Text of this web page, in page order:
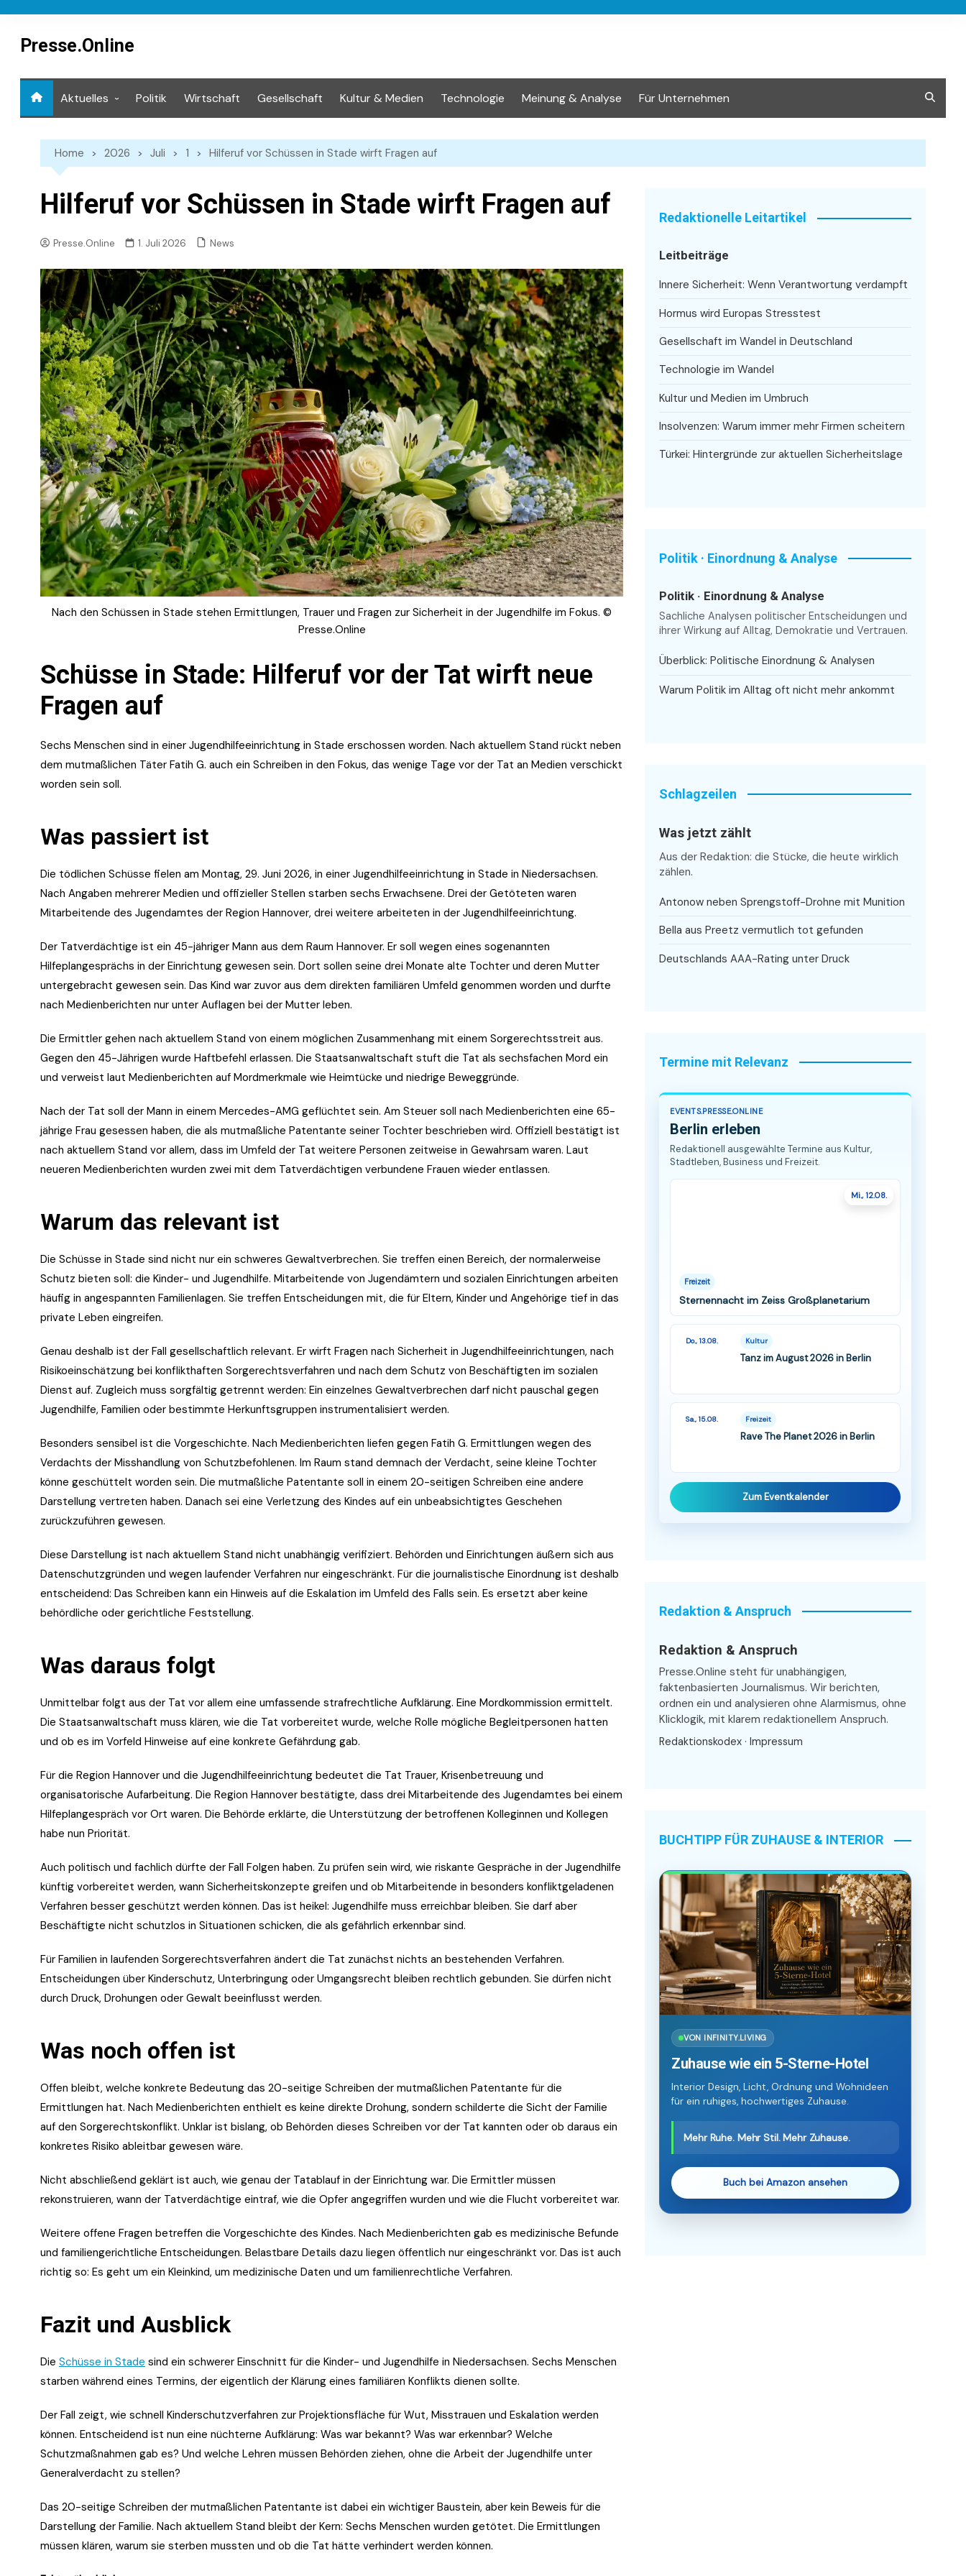
contentPresse.Online
Aktuelles Politik Wirtschaft Gesellschaft Kultur & Medien Technologie Meinung & Analyse Für Unternehmen
Home 2026 Juli 1 Hilferuf vor Schüssen in Stade wirft Fragen auf
Hilferuf vor Schüssen in Stade wirft Fragen auf
Presse.Online 1. Juli 2026 News
Nach den Schüssen in Stade stehen Ermittlungen, Trauer und Fragen zur Sicherheit in der Jugendhilfe im Fokus. ©
Presse.Online
Schüsse in Stade: Hilferuf vor der Tat wirft neue
Fragen auf
Sechs Menschen sind in einer Jugendhilfeeinrichtung in Stade erschossen worden. Nach aktuellem Stand rückt neben
dem mutmaßlichen Täter Fatih G. auch ein Schreiben in den Fokus, das wenige Tage vor der Tat an Medien verschickt
worden sein soll.
Was passiert ist
Die tödlichen Schüsse fielen am Montag, 29. Juni 2026, in einer Jugendhilfeeinrichtung in Stade in Niedersachsen.
Nach Angaben mehrerer Medien und offizieller Stellen starben sechs Erwachsene. Drei der Getöteten waren
Mitarbeitende des Jugendamtes der Region Hannover, drei weitere arbeiteten in der Jugendhilfeeinrichtung.
Der Tatverdächtige ist ein 45-jähriger Mann aus dem Raum Hannover. Er soll wegen eines sogenannten
Hilfeplangesprächs in der Einrichtung gewesen sein. Dort sollen seine drei Monate alte Tochter und deren Mutter
untergebracht gewesen sein. Das Kind war zuvor aus dem direkten familiären Umfeld genommen worden und durfte
nach Medienberichten nur unter Auflagen bei der Mutter leben.
Die Ermittler gehen nach aktuellem Stand von einem möglichen Zusammenhang mit einem Sorgerechtsstreit aus.
Gegen den 45-Jährigen wurde Haftbefehl erlassen. Die Staatsanwaltschaft stuft die Tat als sechsfachen Mord ein
und verweist laut Medienberichten auf Mordmerkmale wie Heimtücke und niedrige Beweggründe.
Nach der Tat soll der Mann in einem Mercedes-AMG geflüchtet sein. Am Steuer soll nach Medienberichten eine 65-
jährige Frau gesessen haben, die als mutmaßliche Patentante seiner Tochter beschrieben wird. Offiziell bestätigt ist
nach aktuellem Stand vor allem, dass im Umfeld der Tat weitere Personen zeitweise in Gewahrsam waren. Laut
neueren Medienberichten wurden zwei mit dem Tatverdächtigen verbundene Frauen wieder entlassen.
Warum das relevant ist
Die Schüsse in Stade sind nicht nur ein schweres Gewaltverbrechen. Sie treffen einen Bereich, der normalerweise
Schutz bieten soll: die Kinder- und Jugendhilfe. Mitarbeitende von Jugendämtern und sozialen Einrichtungen arbeiten
häufig in angespannten Familienlagen. Sie treffen Entscheidungen mit, die für Eltern, Kinder und Angehörige tief in das
private Leben eingreifen.
Genau deshalb ist der Fall gesellschaftlich relevant. Er wirft Fragen nach Sicherheit in Jugendhilfeeinrichtungen, nach
Risikoeinschätzung bei konflikthaften Sorgerechtsverfahren und nach dem Schutz von Beschäftigten im sozialen
Dienst auf. Zugleich muss sorgfältig getrennt werden: Ein einzelnes Gewaltverbrechen darf nicht pauschal gegen
Jugendhilfe, Familien oder bestimmte Herkunftsgruppen instrumentalisiert werden.
Besonders sensibel ist die Vorgeschichte. Nach Medienberichten liefen gegen Fatih G. Ermittlungen wegen des
Verdachts der Misshandlung von Schutzbefohlenen. Im Raum stand demnach der Verdacht, seine kleine Tochter
könne geschüttelt worden sein. Die mutmaßliche Patentante soll in einem 20-seitigen Schreiben eine andere
Darstellung vertreten haben. Danach sei eine Verletzung des Kindes auf ein unbeabsichtigtes Geschehen
zurückzuführen gewesen.
Diese Darstellung ist nach aktuellem Stand nicht unabhängig verifiziert. Behörden und Einrichtungen äußern sich aus
Datenschutzgründen und wegen laufender Verfahren nur eingeschränkt. Für die journalistische Einordnung ist deshalb
entscheidend: Das Schreiben kann ein Hinweis auf die Eskalation im Umfeld des Falls sein. Es ersetzt aber keine
behördliche oder gerichtliche Feststellung.
Was daraus folgt
Unmittelbar folgt aus der Tat vor allem eine umfassende strafrechtliche Aufklärung. Eine Mordkommission ermittelt.
Die Staatsanwaltschaft muss klären, wie die Tat vorbereitet wurde, welche Rolle mögliche Begleitpersonen hatten
und ob es im Vorfeld Hinweise auf eine konkrete Gefährdung gab.
Für die Region Hannover und die Jugendhilfeeinrichtung bedeutet die Tat Trauer, Krisenbetreuung und
organisatorische Aufarbeitung. Die Region Hannover bestätigte, dass drei Mitarbeitende des Jugendamtes bei einem
Hilfeplangespräch vor Ort waren. Die Behörde erklärte, die Unterstützung der betroffenen Kolleginnen und Kollegen
habe nun Priorität.
Auch politisch und fachlich dürfte der Fall Folgen haben. Zu prüfen sein wird, wie riskante Gespräche in der Jugendhilfe
künftig vorbereitet werden, wann Sicherheitskonzepte greifen und ob Mitarbeitende in besonders konfliktgeladenen
Verfahren besser geschützt werden können. Das ist heikel: Jugendhilfe muss erreichbar bleiben. Sie darf aber
Beschäftigte nicht schutzlos in Situationen schicken, die als gefährlich erkennbar sind.
Für Familien in laufenden Sorgerechtsverfahren ändert die Tat zunächst nichts an bestehenden Verfahren.
Entscheidungen über Kinderschutz, Unterbringung oder Umgangsrecht bleiben rechtlich gebunden. Sie dürfen nicht
durch Druck, Drohungen oder Gewalt beeinflusst werden.
Was noch offen ist
Offen bleibt, welche konkrete Bedeutung das 20-seitige Schreiben der mutmaßlichen Patentante für die
Ermittlungen hat. Nach Medienberichten enthielt es keine direkte Drohung, sondern schilderte die Sicht der Familie
auf den Sorgerechtskonflikt. Unklar ist bislang, ob Behörden dieses Schreiben vor der Tat kannten oder ob daraus ein
konkretes Risiko ableitbar gewesen wäre.
Nicht abschließend geklärt ist auch, wie genau der Tatablauf in der Einrichtung war. Die Ermittler müssen
rekonstruieren, wann der Tatverdächtige eintraf, wie die Opfer angegriffen wurden und wie die Flucht vorbereitet war.
Weitere offene Fragen betreffen die Vorgeschichte des Kindes. Nach Medienberichten gab es medizinische Befunde
und familiengerichtliche Entscheidungen. Belastbare Details dazu liegen öffentlich nur eingeschränkt vor. Das ist auch
richtig so: Es geht um ein Kleinkind, um medizinische Daten und um familienrechtliche Verfahren.
Fazit und Ausblick
Die Schüsse in Stade sind ein schwerer Einschnitt für die Kinder- und Jugendhilfe in Niedersachsen. Sechs Menschen
starben während eines Termins, der eigentlich der Klärung eines familiären Konflikts dienen sollte.
Der Fall zeigt, wie schnell Kinderschutzverfahren zur Projektionsfläche für Wut, Misstrauen und Eskalation werden
können. Entscheidend ist nun eine nüchterne Aufklärung: Was war bekannt? Was war erkennbar? Welche
Schutzmaßnahmen gab es? Und welche Lehren müssen Behörden ziehen, ohne die Arbeit der Jugendhilfe unter
Generalverdacht zu stellen?
Das 20-seitige Schreiben der mutmaßlichen Patentante ist dabei ein wichtiger Baustein, aber kein Beweis für die
Darstellung der Familie. Nach aktuellem Stand bleibt der Kern: Sechs Menschen wurden getötet. Die Ermittlungen
müssen klären, warum sie sterben mussten und ob die Tat hätte verhindert werden können.
Redaktionelle Leitartikel
Leitbeiträge
Innere Sicherheit: Wenn Verantwortung verdampft
Hormus wird Europas Stresstest
Gesellschaft im Wandel in Deutschland
Technologie im Wandel
Kultur und Medien im Umbruch
Insolvenzen: Warum immer mehr Firmen scheitern
Türkei: Hintergründe zur aktuellen Sicherheitslage
Politik · Einordnung & Analyse
Politik · Einordnung & Analyse
Sachliche Analysen politischer Entscheidungen und
ihrer Wirkung auf Alltag, Demokratie und Vertrauen.
Überblick: Politische Einordnung & Analysen
Warum Politik im Alltag oft nicht mehr ankommt
Schlagzeilen
Was jetzt zählt
Aus der Redaktion: die Stücke, die heute wirklich
zählen.
Antonow neben Sprengstoff-Drohne mit Munition
Bella aus Preetz vermutlich tot gefunden
Deutschlands AAA-Rating unter Druck
Termine mit Relevanz
EVENTS.PRESSE.ONLINE
Berlin erleben
Redaktionell ausgewählte Termine aus Kultur,
Stadtleben, Business und Freizeit.
Mi., 12.08.
Freizeit
Sternennacht im Zeiss Großplanetarium
Do., 13.08. Kultur
Tanz im August 2026 in Berlin
Sa., 15.08. Freizeit
Rave The Planet 2026 in Berlin
Zum Eventkalender
Redaktion & Anspruch
Redaktion & Anspruch
Presse.Online steht für unabhängigen,
faktenbasierten Journalismus. Wir berichten,
ordnen ein und analysieren ohne Alarmismus, ohne
Klicklogik, mit klarem redaktionellem Anspruch.
Redaktionskodex · Impressum
BUCHTIPP FÜR ZUHAUSE & INTERIOR
VON INFINITY.LIVING
Zuhause wie ein 5-Sterne-Hotel
Interior Design, Licht, Ordnung und Wohnideen
für ein ruhiges, hochwertiges Zuhause.
Mehr Ruhe. Mehr Stil. Mehr Zuhause.
Buch bei Amazon ansehen